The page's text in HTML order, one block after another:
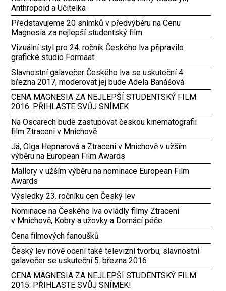
Anthropoid a Učitelka
Představujeme 20 snímků v předvýběru na Cenu
Magnesia za nejlepší studentský film
Vizuální styl pro 24. ročník Českého lva připravilo
grafické studio Formaat
Slavnostní galavečer Českého lva se uskuteční 4.
března 2017, moderovat jej bude Adela Banášová
CENA MAGNESIA ZA NEJLEPŠÍ STUDENTSKÝ FILM
2016: PŘIHLASTE SVŮJ SNÍMEK
Na Oscarech bude zastupovat českou kinematografii
film Ztraceni v Mnichově
Já, Olga Hepnarová a Ztraceni v Mnichově v užším
výběru na European Film Awards
Mallory v užším výběru na nominace European Film
Awards
Výsledky 23. ročníku cen Český lev
Nominace na Českého lva ovládly filmy Ztraceni
v Mnichově, Kobry a užovky a Domácí péče
Cena filmových fanoušků
Český lev nově ocení také televizní tvorbu, slavnostní
galavečer se uskuteční 5. března 2016
CENA MAGNESIA ZA NEJLEPŠÍ STUDENTSKÝ FILM
2015: PŘIHLASTE SVŮJ SNÍMEK!